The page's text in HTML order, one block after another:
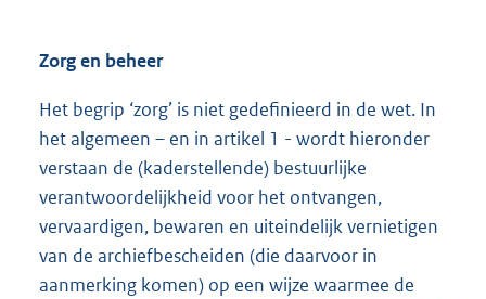
Zorg en beheer
Het begrip ‘zorg’ is niet gedefinieerd in de wet. In
het algemeen – en in artikel 1 - wordt hieronder
verstaan de (kaderstellende) bestuurlijke
verantwoordelijkheid voor het ontvangen,
vervaardigen, bewaren en uiteindelijk vernietigen
van de archiefbescheiden (die daarvoor in
aanmerking komen) op een wijze waarmee de